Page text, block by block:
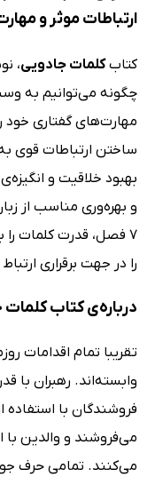
ارتباطات موثر و
کتابکلمات جادویی،
چگونه می‌توانیم به
مهارت‌های گفتاری خود
ساختن ارتباطات قوی
بهبود خلاقیت و
و بهره‌وری مناسب از
7 فصل، قدرت کلمات
را در جهت برقراری
درباره‌ی کتاب
تقریبا تمام اقدامات
وابسته‌اند. رهبران با
فروشندگان با
می‌فروشند و والدین با